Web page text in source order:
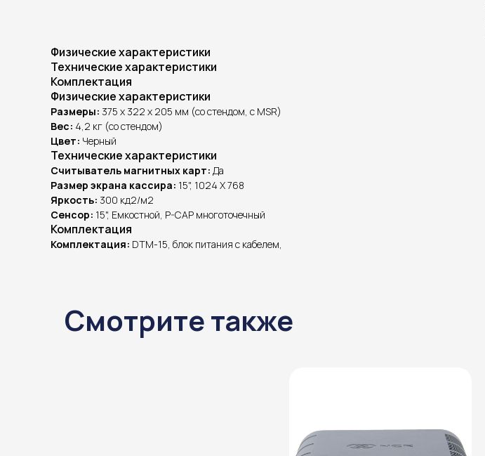
Физические характеристики
Технические характеристики
Комплектация
Физические характеристики
Размеры: 375 x 322 x 205 мм (со стендом, с MSR)
Вес: 4,2 кг (со стендом)
Цвет: Черный
Технические характеристики
Считыватель магнитных карт: Да
Размер экрана кассира: 15", 1024 X 768
Яркость: 300 кд2/м2
Сенсор: 15", Емкостной, P-CAP многоточечный
Комплектация
Комплектация: DTM-15, блок питания с кабелем,
Смотрите также